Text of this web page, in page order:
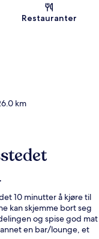
Restauranter
km
10 minutter å kjøre til
kan skjemme bort seg
og spise god mat
en bar/lounge, et